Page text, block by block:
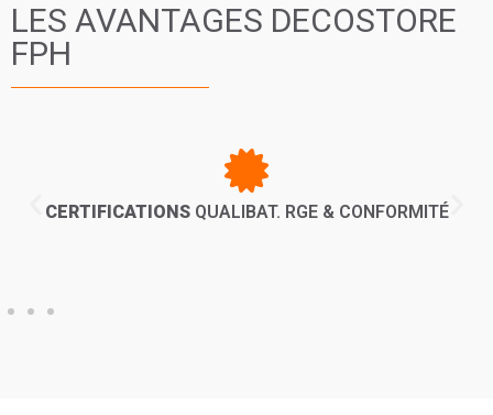
LES AVANTAGES DECOSTORE
FPH
CERTIFICATIONSQUALIBAT. RGE & CONFORMITÉ